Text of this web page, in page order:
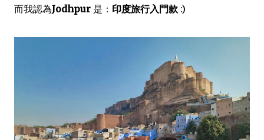
而我認為Jodhpur 是： 印度旅行入門款 :)